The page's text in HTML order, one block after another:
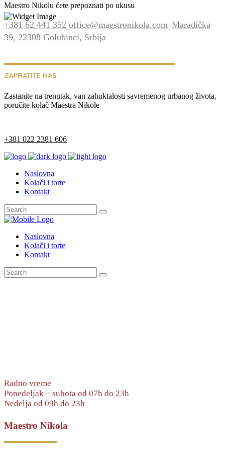
Maestro Nikolu ćete prepoznati po ukusu
+381 62 441 352 office@maestronikola.com Maradička
39, 22308 Golubinci, Srbija
ZAPRATITE NAS
Zastanite na trenutak, van zahuktalosti savremenog urbanog života,
poručite kolač Maestra Nikole
+381 022 2381 606
Naslovna
Kolači i torte
Kontakt
Naslovna
Kolači i torte
Kontakt
Radno vreme
Ponedeljak – subota od 07h do 23h
Nedelja od 09h do 23h
Maestro Nikola